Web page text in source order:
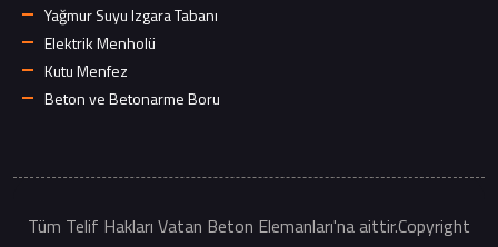
Yağmur Suyu Izgara Tabanı
Elektrik Menholü
Kutu Menfez
Beton ve Betonarme Boru
Tüm Telif Hakları Vatan Beton Elemanları'na aittir.Copyright